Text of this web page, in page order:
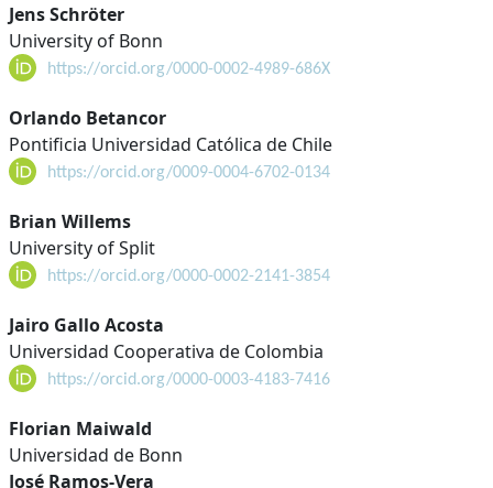
Jens Schröter
University of Bonn
https://orcid.org/0000-0002-4989-686X
Orlando Betancor
Pontificia Universidad Católica de Chile
https://orcid.org/0009-0004-6702-0134
Brian Willems
University of Split
https://orcid.org/0000-0002-2141-3854
Jairo Gallo Acosta
Universidad Cooperativa de Colombia
https://orcid.org/0000-0003-4183-7416
Florian Maiwald
Universidad de Bonn
José Ramos-Vera